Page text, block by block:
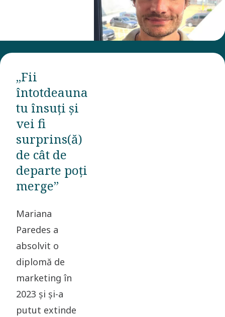
„Fii
întotdeauna
tu însuți și
vei fi
surprins(ă)
de cât de
departe poți
merge”
Mariana
Paredes a
absolvit o
diplomă de
marketing în
2023 și și-a
putut extinde